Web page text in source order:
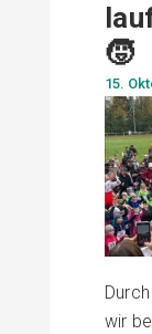
🧒
15.
wir